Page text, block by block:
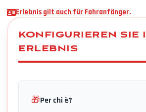
Erlebnis gilt auch für Fahranfänger.
KONFIGURIEREN SIE
ERLEBNIS
🎁Per chi è?